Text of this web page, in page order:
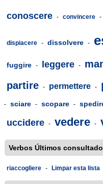
conoscere - convincere -
dispiacere - dissolvere -
fuggire - leggere -
partire - permettere -
- sciare - scopare -
uccidere - vedere -
Verbos Últimos
riaccogliere - Limpar esta lista